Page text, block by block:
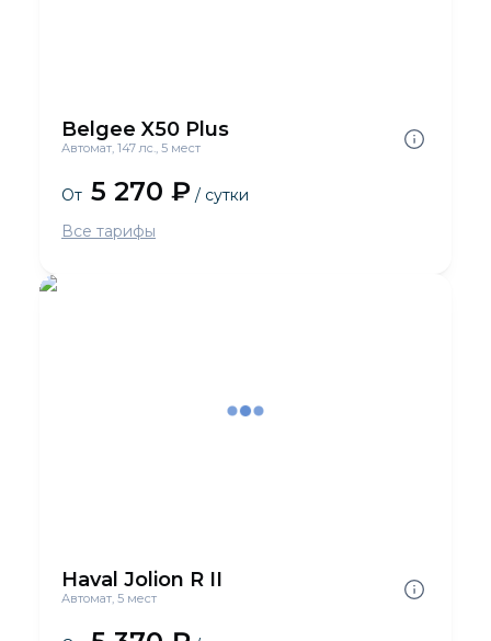
Belgee X50 Plus
Автомат, 147 лс., 5 мест
От 5 270 ₽ / сутки
Все тарифы
Haval Jolion R II
Автомат, 5 мест